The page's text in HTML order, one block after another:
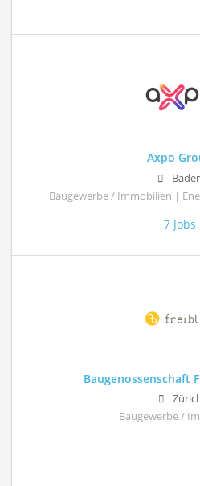
Axpo
Baugewerbe / Immobilien |
7 Jobs
Baugenossenschaft
Baugewerbe /